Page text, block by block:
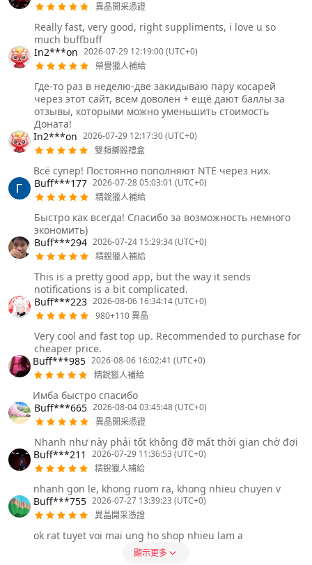
異晶開采憑證
Really fast, very good, right suppliments, i love u so
much buffbuff
In2***on 2026-07-29 12:19:00 (UTC+0)
榮譽獵人補給
Где-то раз в неделю-две закидываю пару косарей
через этот сайт, всем доволен + ещё дают баллы за
отзывы, которыми можно уменьшить стоимость
Доната!
In2***on 2026-07-29 12:17:30 (UTC+0)
雙頻擲骰禮盒
Всё супер! Постоянно пополняют NTE через них.
Buff***177 2026-07-28 05:03:01 (UTC+0)
精銳獵人補給
Быстро как всегда! Спасибо за возможность немного
экономить)
Buff***294 2026-07-24 15:29:34 (UTC+0)
精銳獵人補給
This is a pretty good app, but the way it sends
notifications is a bit complicated.
Buff***223 2026-08-06 16:34:14 (UTC+0)
980+110 異晶
Very cool and fast top up. Recommended to purchase for
cheaper price.
Buff***985 2026-08-06 16:02:41 (UTC+0)
精銳獵人補給
Имба быстро спасибо
Buff***665 2026-08-04 03:45:48 (UTC+0)
異晶開采憑證
Nhanh như này phải tốt không đỡ mất thời gian chờ đợi
Buff***211
2026-07-29 11:36:53 (UTC+0)
精銳獵人補給
nhanh gon le, khong ruom ra, khong nhieu chuyen v
Buff***755 2026-07-27 13:39:23 (UTC+0)
異晶開采憑證
ok rat tuyet voi mai ung ho shop nhieu lam a
顯示更多